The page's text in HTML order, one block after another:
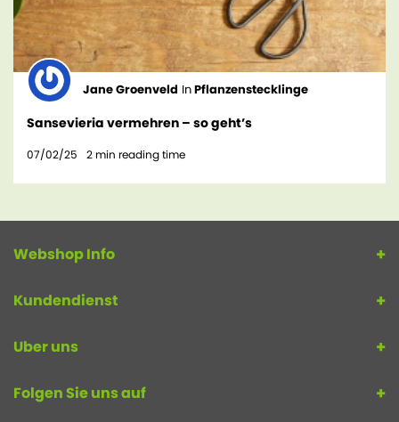
Jane Groenveld InPflanzenstecklinge
Sansevieria vermehren – so geht’s
07/02/25 2 min reading time
Webshop Info
Kundendienst
Uber uns
Folgen Sie uns auf